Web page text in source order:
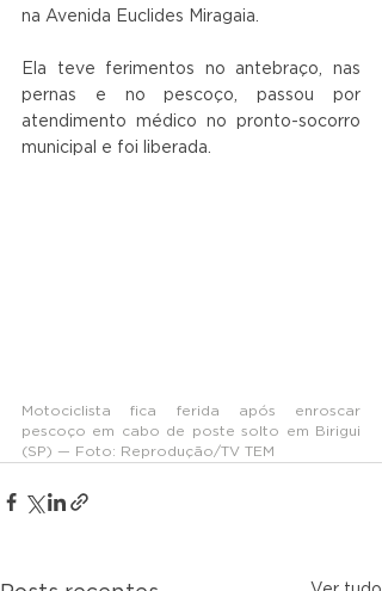
na Avenida Euclides Miragaia.
Ela teve ferimentos no antebraço, nas
pernas e no pescoço, passou por
atendimento médico no pronto-socorro
municipal e foi liberada.
Motociclista fica ferida após enroscar
pescoço em cabo de poste solto em Birigui
(SP) — Foto: Reprodução/TV TEM